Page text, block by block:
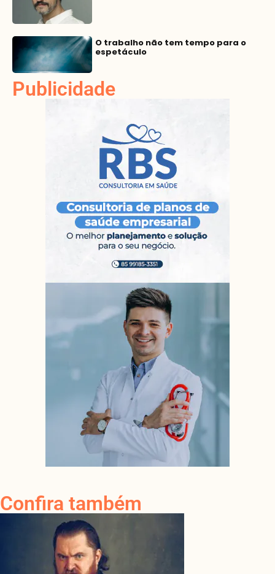
O trabalho não tem tempo para o
espetáculo
Publicidade
Confira também